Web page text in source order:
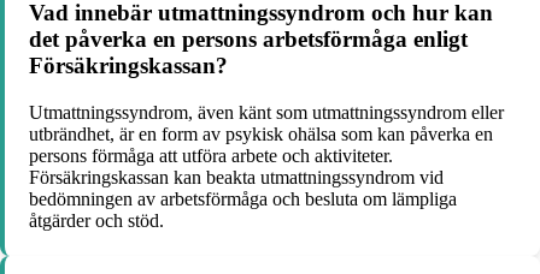
Vad innebär utmattningssyndrom och hur kan
det påverka en persons arbetsförmåga enligt
Försäkringskassan?
Utmattningssyndrom, även känt som utmattningssyndrom eller
utbrändhet, är en form av psykisk ohälsa som kan påverka en
persons förmåga att utföra arbete och aktiviteter.
Försäkringskassan kan beakta utmattningssyndrom vid
bedömningen av arbetsförmåga och besluta om lämpliga
åtgärder och stöd.